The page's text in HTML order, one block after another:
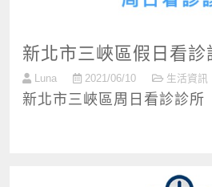
新北市三峽區假日看診
Luna 2021/06/10 生活資訊
新北市三峽區周日看診診所